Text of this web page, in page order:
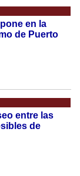
en la
de Puerto
entre las
de